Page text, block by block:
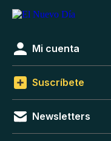
Mi cuenta
Suscríbete
Newsletters